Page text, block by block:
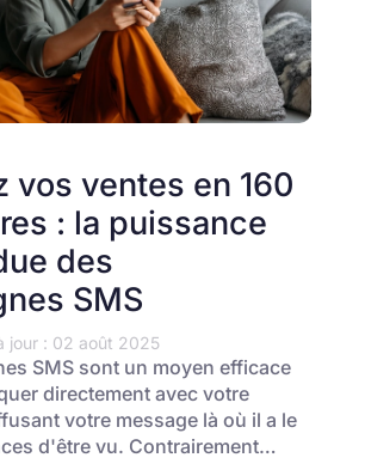
vos ventes en 160
: la puissance
des
SMS
jour : 02 août 2025
SMS sont un moyen efficace
directement avec votre
votre message là où il a le
d'être vu. Contrairement…